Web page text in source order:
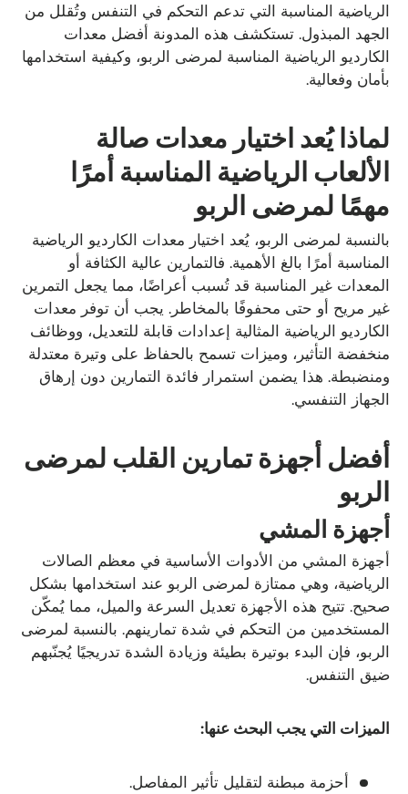
الرياضية المناسبة التي تدعم التحكم في التنفس وتُقلل من
الجهد المبذول. تستكشف هذه المدونة أفضل معدات
الكارديو الرياضية المناسبة لمرضى الربو، وكيفية استخدامها
بأمان وفعالية.
لماذا يُعد اختيار معدات صالة
الألعاب الرياضية المناسبة أمرًا
مهمًا لمرضى الربو
بالنسبة لمرضى الربو، يُعد اختيار معدات الكارديو الرياضية
المناسبة أمرًا بالغ الأهمية. فالتمارين عالية الكثافة أو
المعدات غير المناسبة قد تُسبب أعراضًا، مما يجعل التمرين
غير مريح أو حتى محفوفًا بالمخاطر. يجب أن توفر معدات
الكارديو الرياضية المثالية إعدادات قابلة للتعديل، ووظائف
منخفضة التأثير، وميزات تسمح بالحفاظ على وتيرة معتدلة
ومنضبطة. هذا يضمن استمرار فائدة التمارين دون إرهاق
الجهاز التنفسي.
أفضل أجهزة تمارين القلب لمرضى
الربو
أجهزة المشي
أجهزة المشي من الأدوات الأساسية في معظم الصالات
الرياضية، وهي ممتازة لمرضى الربو عند استخدامها بشكل
صحيح. تتيح هذه الأجهزة تعديل السرعة والميل، مما يُمكّن
المستخدمين من التحكم في شدة تمارينهم. بالنسبة لمرضى
الربو، فإن البدء بوتيرة بطيئة وزيادة الشدة تدريجيًا يُجنّبهم
ضيق التنفس.
الميزات التي يجب البحث عنها:
أحزمة مبطنة لتقليل تأثير المفاصل.